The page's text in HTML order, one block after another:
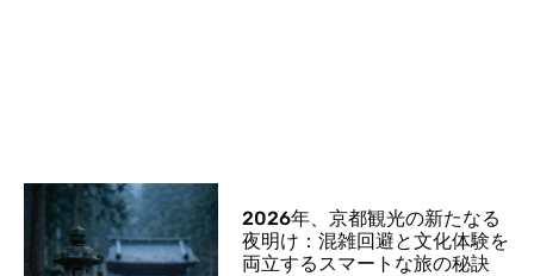
2026年、京都観光の新たなる
夜明け：混雑回避と文化体験を
両立するスマートな旅の秘訣